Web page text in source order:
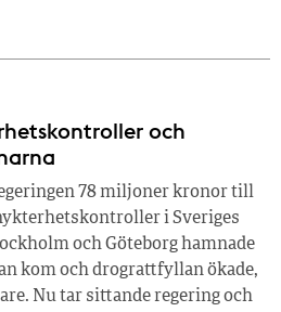
och
78 miljoner kronor till
i Sveriges
och Göteborg hamnade
kom och drograttfyllan ökade,
Nu tar sittande regering och